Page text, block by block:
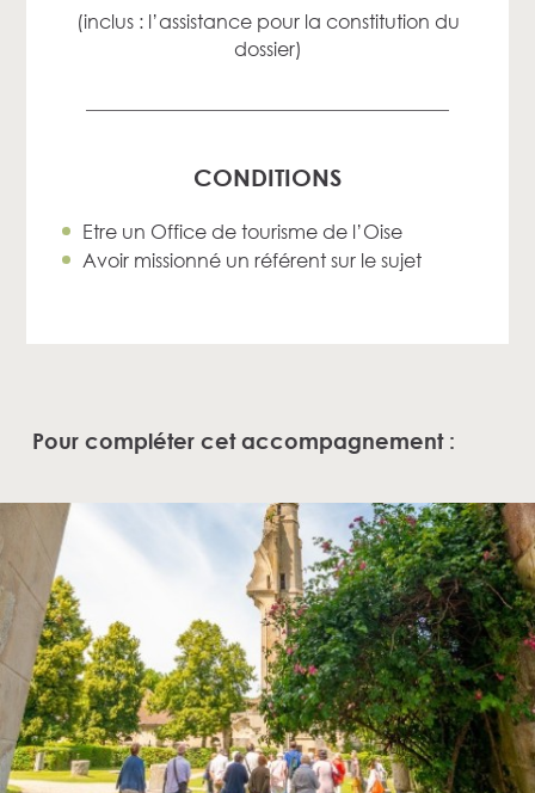
(inclus : l’assistance pour la constitution du
dossier)
CONDITIONS
Etre un Office de tourisme de l’Oise
Avoir missionné un référent sur le sujet
Pour compléter cet accompagnement :